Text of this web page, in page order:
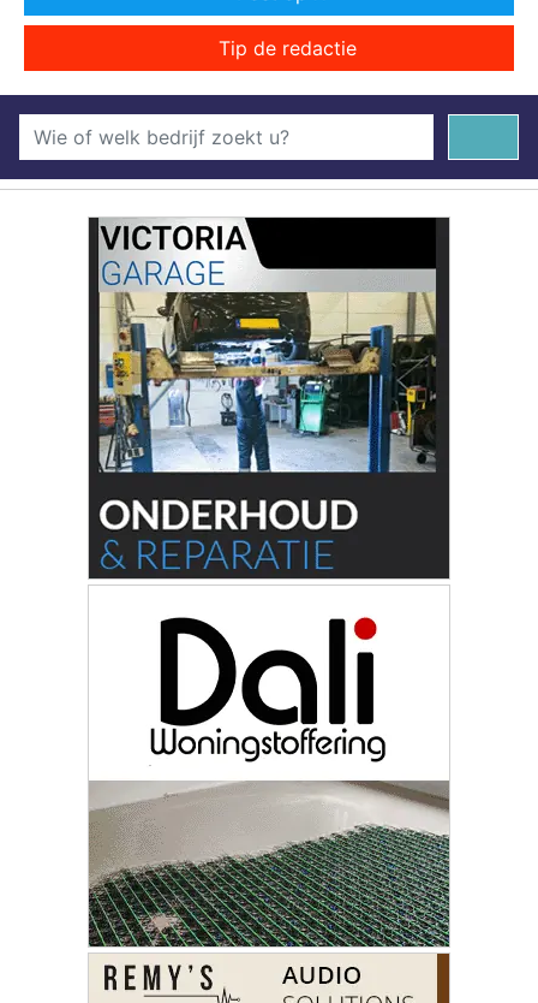
Tip de redactie